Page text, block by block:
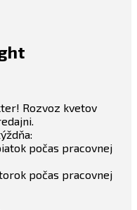
Rozvoz kvetov
počas pracovnej
počas pracovnej